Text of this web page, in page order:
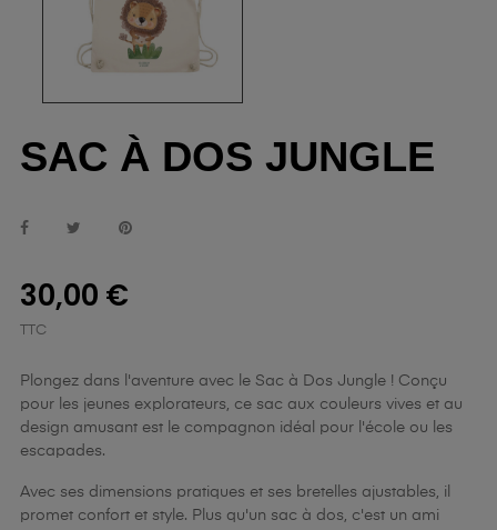
SAC À DOS JUNGLE
30,00 €
TTC
Plongez dans l'aventure avec le Sac à Dos Jungle ! Conçu
pour les jeunes explorateurs, ce sac aux couleurs vives et au
design amusant est le compagnon idéal pour l'école ou les
escapades.
Avec ses dimensions pratiques et ses bretelles ajustables, il
promet confort et style. Plus qu'un sac à dos, c'est un ami